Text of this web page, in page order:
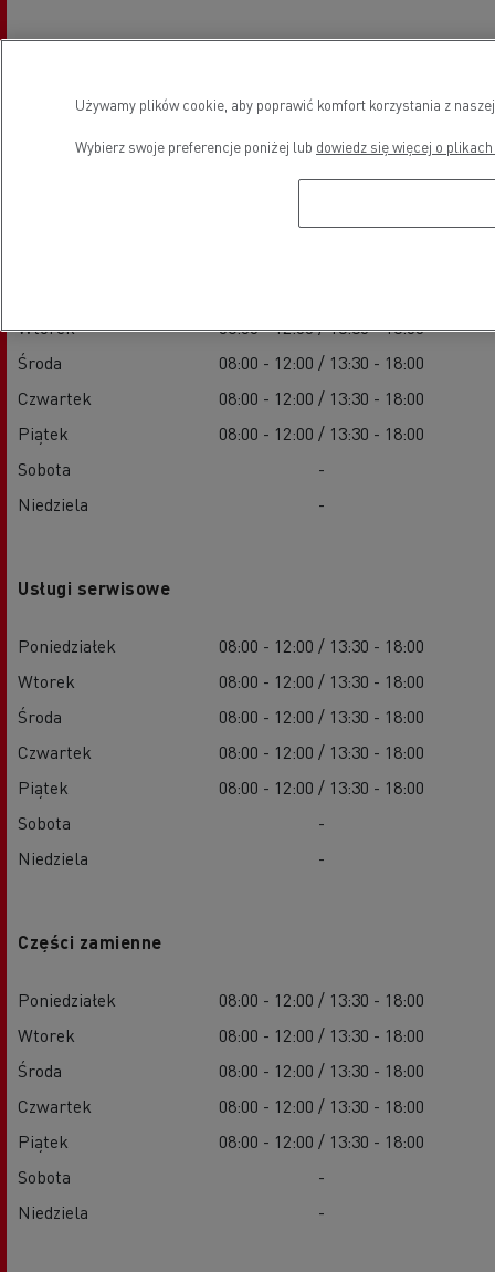
Wtorek
08:00 - 12:00 / 13:30 - 18:00
Środa
08:00 - 12:00 / 13:30 - 18:00
Czwartek
08:00 - 12:00 / 13:30 - 18:00
Piątek
08:00 - 12:00 / 13:30 - 18:00
Sobota
-
Niedziela
-
Usługi serwisowe
Poniedziałek
08:00 - 12:00 / 13:30 - 18:00
Wtorek
08:00 - 12:00 / 13:30 - 18:00
Środa
08:00 - 12:00 / 13:30 - 18:00
Czwartek
08:00 - 12:00 / 13:30 - 18:00
Piątek
08:00 - 12:00 / 13:30 - 18:00
Sobota
-
Niedziela
-
Części zamienne
Poniedziałek
08:00 - 12:00 / 13:30 - 18:00
Wtorek
08:00 - 12:00 / 13:30 - 18:00
Środa
08:00 - 12:00 / 13:30 - 18:00
Czwartek
08:00 - 12:00 / 13:30 - 18:00
Piątek
08:00 - 12:00 / 13:30 - 18:00
Sobota
-
Niedziela
-
Używamy plików cookie, aby poprawić komfort korzystania z
Wybierz swoje preferencje poniżej lub dowiedz się więcej o